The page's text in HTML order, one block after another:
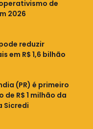
de
2026
reduzir
em R$ 1,6 bilhão
(PR) é primeiro
R$ 1 milhão da
Sicredi